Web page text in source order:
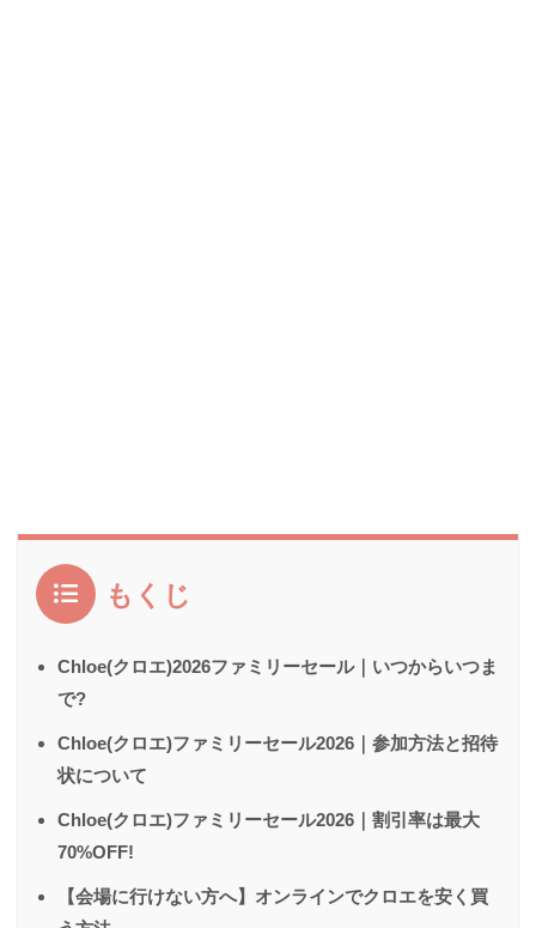
もくじ
Chloe(クロエ)2026ファミリーセール｜いつからいつま
で?
Chloe(クロエ)ファミリーセール2026｜参加方法と招待
状について
Chloe(クロエ)ファミリーセール2026｜割引率は最大
70%OFF!
【会場に行けない方へ】オンラインでクロエを安く買